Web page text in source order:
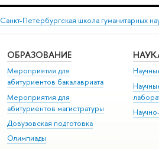
Санкт-Петербургская школа гуманитарных
ОБРАЗОВАНИЕ
Мероприятия для
абитуриентов бакалавриата
Мероприятия для
абитуриентов магистратуры
Довузовская подготовка
Олимпиады